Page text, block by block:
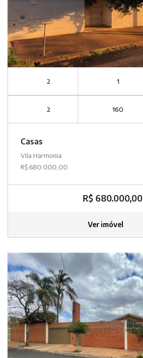
2 1
2 160
Casas
Vila Harmonia
R$ 680.000,00
R$ 680.000,00
Ver imóvel